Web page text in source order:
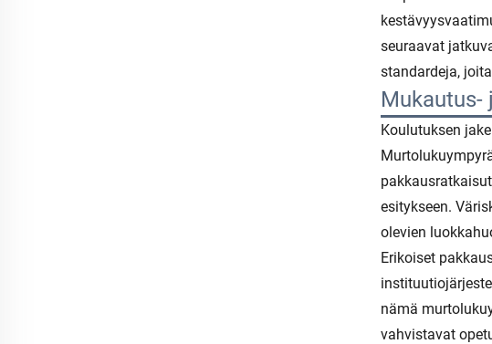
seuraavat
standardeja,
Mukautus-
Koulutuksen
esitykseen.
olevien
Erikoiset
nämä
vahvistavat